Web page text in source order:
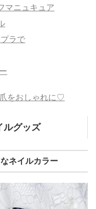
マニュキュア
ラで
をおしゃれに♡
ルグッズ
ネイルカラー